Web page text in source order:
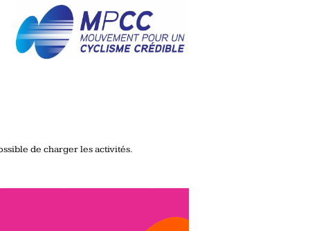
de charger les activités.